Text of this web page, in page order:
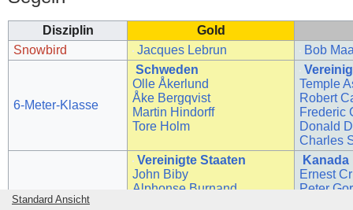
Disziplin
Gold
Snowbird
Jacques Lebrun Bob
6-Meter-Klasse
Schweden
Olle Åkerlund
Åke Bergqvist
Martin Hindorff
Tore Holm
Temple
Robert
Frederic
Donald
Charles
Vereinigte Staaten
John Biby
Alphonse Burnand
Kanada
Ernest
Peter
Standard Ansicht